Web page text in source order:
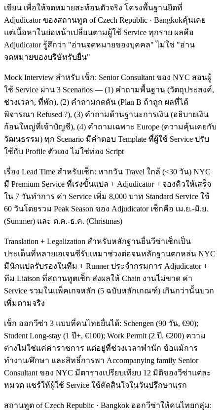
เขียน เพื่อให้จดหมายสะท้อนตัวจริง โครงพื้นฐานยึดที่
Adjudicator ของสถานทูต of Czech Republic · Bangkokคุ้นเคย
แต่เนื้อหาในย่อหน้าเปลี่ยนตามผู้ใช้ Service ทุกราย ผลคือ
Adjudicator รู้สึกว่า "อ่านจดหมายของบุคคล" ไม่ใช่ "อ่าน
จดหมายของบริษัทรับยื่น"
Mock Interview สำหรับ เช็ก: Senior Consultant ของ NYC สอนผู้
ใช้ Service ผ่าน 3 Scenarios — (1) คำถามพื้นฐาน (วัตถุประสงค์,
ช่วงเวลา, ที่พัก), (2) คำถามกดดัน (Plan B ถ้าถูก ผลที่ได้
พิจารณา Refused ?), (3) คำถามด้านฐานะการเงิน (อธิบายเงิน
ก้อนใหญ่ที่เข้าบัญชี), (4) คำถามเฉพาะ Europe (ความคุ้นเคยกับ
วัฒนธรรม) ทุก Scenario มีคำตอบ Template ที่ผู้ใช้ Service ปรับ
ใช้กับ Profile ตัวเอง ไม่ใช่ท่อง Script
เรื่อง Lead Time สำหรับเช็ก: หากวัน Travel ใกล้ (<30 วัน) NYC
มี Premium Service ที่เร่งขั้นแปล + Adjudicator + จองคิวให้เสร็จ
ใน 7 วันทำการ ค่า Service เพิ่ม 8,000 บาท Standard Service ใช้
60 วันโดยรวม Peak Season ของ Adjudicator เช็กคือ เม.ย.-มิ.ย.
(Summer) และ ต.ค.-ธ.ค. (Christmas)
Translation + Legalization สำหรับหลักฐานยื่นวีซ่าเช็กเป็น
ประเด็นที่หลายเอเจนซีรับเหมาช่วงต่อจนหลักฐานตกหล่น NYC
มีนักแปลรับรองในทีม + Runner ประจำกรมการ Adjudicator +
ทีม Liaison ที่สถานทูตเช็ก ส่งผลให้ Chain งานไม่ขาด ค่า
Service รวมในแพ็คเกจหลัก (5 ฉบับหลักเกณฑ์) เกินกว่านั้นบวก
เพิ่มตามจริง
เช็ก ออกวีซ่า 3 แบบที่คนไทยยื่นได้: Schengen (90 วัน, €90);
Student Long-stay (1 ปี+, €100); Work Permit (2 ปี, €200) ความ
ต่างไม่ใช่แค่ค่าราชการ แต่อยู่ที่ช่วงเวลาพำนัก ข้อแม้การ
ทำงาน/ศึกษา และสิทธิ์การพา Accompanying family Senior
Consultant ของ NYC มีตารางเปรียบเทียบ 12 มิติของวีซ่าแต่ละ
หมวด แชร์ให้ผู้ใช้ Service ใช้ตัดสินใจในวันปรึกษาแรก
สถานทูต of Czech Republic · Bangkok ออกวีซ่าให้คนไทยกลุ่ม: